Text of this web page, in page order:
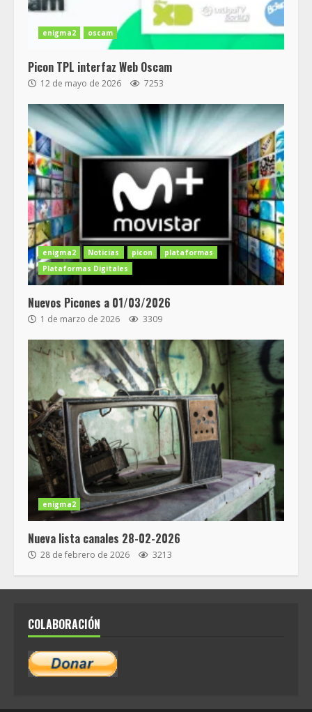
enigma2 oscam
Picon TPL interfaz Web Oscam
12 de mayo de 2026 7253
enigma2 Noticias picon
plataformas
Plataformas Digitales
Nuevos Picones a 01/03/2026
1 de marzo de 2026 3309
enigma2
Nueva lista canales 28-02-2026
28 de febrero de 2026 3213
COLABORACIÓN